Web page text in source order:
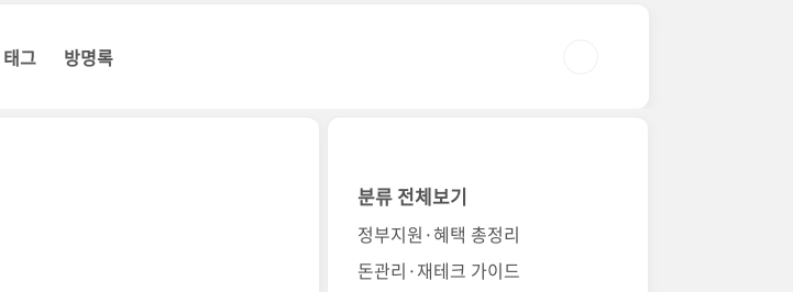
태그 방명록
분류 전체보기
정부지원·혜택 총정리
돈관리·재테크 가이드